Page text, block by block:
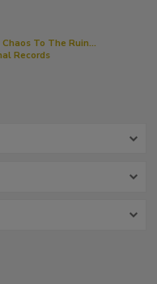
To The Ruin...
Records